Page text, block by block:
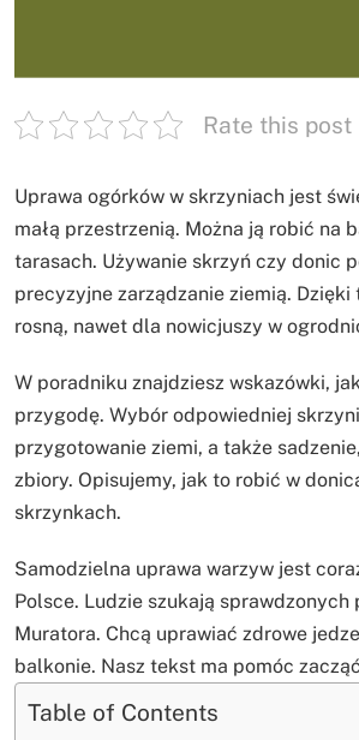
Rate this post
Uprawa ogórków w skrzyniach jest
małą przestrzenią. Można ją robić na
tarasach. Używanie skrzyń czy donic
precyzyjne zarządzanie ziemią.
rosną, nawet dla nowicjuszy w
W poradniku znajdziesz wskazówki,
przygodę. Wybór odpowiedniej
przygotowanie ziemi, a także
zbiory. Opisujemy, jak to robić w
skrzynkach.
Samodzielna uprawa warzyw jest
Polsce. Ludzie szukają sprawdzonych
Muratora. Chcą uprawiać zdrowe
balkonie. Nasz tekst ma pomóc
Table of Contents